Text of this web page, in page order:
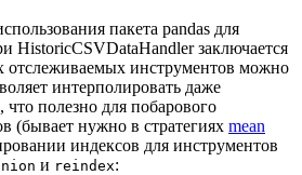
пакета pandas для
HistoricCSVDataHandler заключается
отслеживаемых инструментов можно
интерполировать даже
полезно для побарового
(бывает нужно в стратегиях mean
индексов для инструментов
и reindex: